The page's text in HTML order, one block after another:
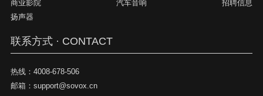
商业影院
扬声器
汽车音响
招聘信息
联系方式 · CONTACT
热线： 4008-678-506
邮箱： support@sovox.cn